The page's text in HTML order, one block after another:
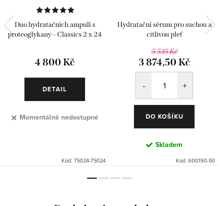
Duo hydratačních ampulí s
proteoglykany – Classics 2 x 24
4 800 Kč
DETAIL
Momentálně nedostupné
Kód: 75024-75024
Hydratační sérum pro suchou a
citlivou pleť
5 535 Kč
3 874,50 Kč
DO KOŠÍKU
Skladem
Kód: 600190-50